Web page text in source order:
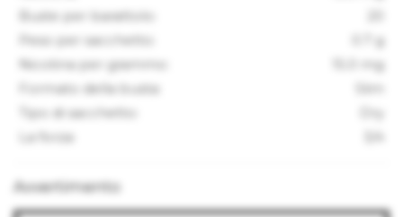
Buste per barattolo:
Peso per sacchetto:
0.7 g
Nicotina per grammo:
15.0 mg
Formato della busta:
Slim
Tipo di sacchetto:
Dry
La forza:
Avvertimento